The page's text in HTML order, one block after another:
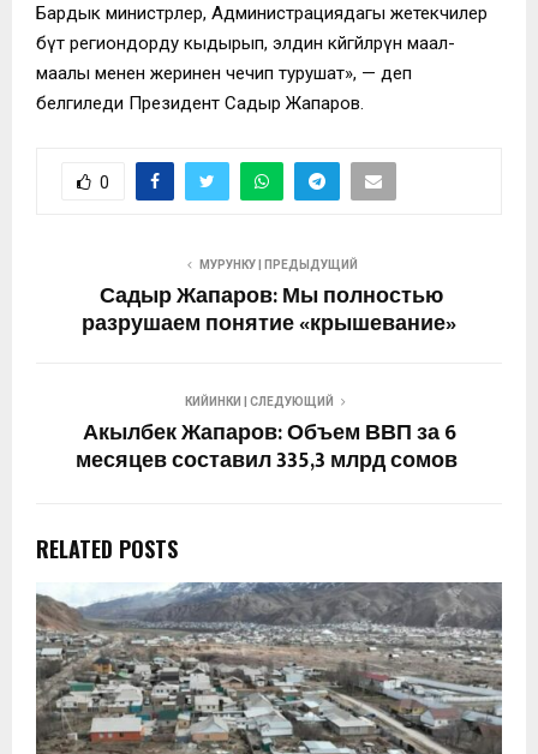
Бардык министрлер, Администрациядагы жетекчилер
бүт региондорду кыдырып, элдин көйгөйлөрүн маал-
маалы менен жеринен чечип турушат», — деп
белгиледи Президент Садыр Жапаров.
0
МУРУНКУ | ПРЕДЫДУЩИЙ
Садыр Жапаров: Мы полностью
разрушаем понятие «крышевание»
КИЙИНКИ | СЛЕДУЮЩИЙ
Акылбек Жапаров: Объем ВВП за 6
месяцев составил 335,3 млрд сомов
RELATED POSTS